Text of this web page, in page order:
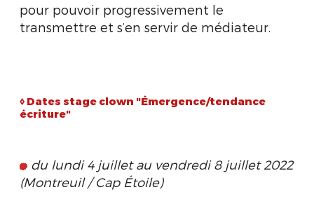
pour pouvoir progressivement le
transmettre et s’en servir de médiateur.
◊ Dates stage clown "Émergence/tendance
écriture"
du lundi 4 juillet au vendredi 8 juillet 2022
(Montreuil / Cap Étoile)